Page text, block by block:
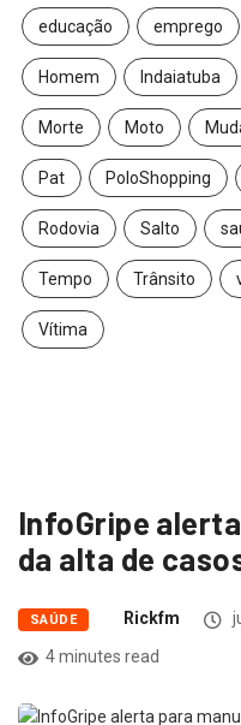
educação emprego
Homem Indaiatuba
Morte Moto
Pat PoloShopping
Rodovia Salto
Tempo Trânsito
Vítima
InfoGripe
da alta de
SAÚDE Rickfm
4 minutes read